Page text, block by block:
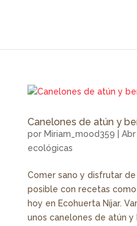
Canelones de atún y
por Miriam_mood359
ecológicas
Comer sano y disfrutar
posible con recetas
hoy en Ecohuerta Níjar.
unos canelones de atún y